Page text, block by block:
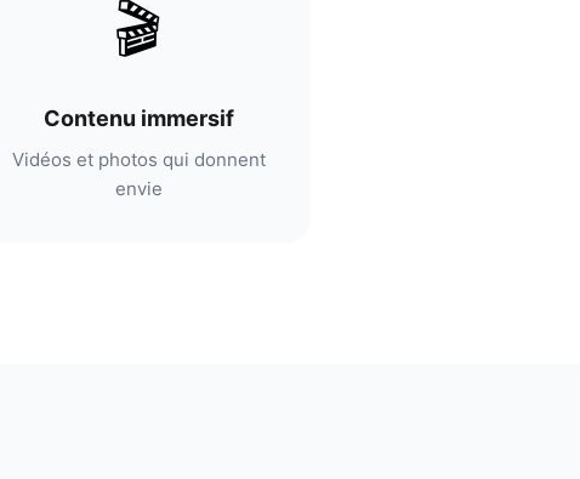
🎬
Contenu immersif
Vidéos et photos qui donnent
envie